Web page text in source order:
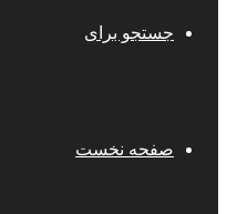
جستجو برای
صفحه نخست